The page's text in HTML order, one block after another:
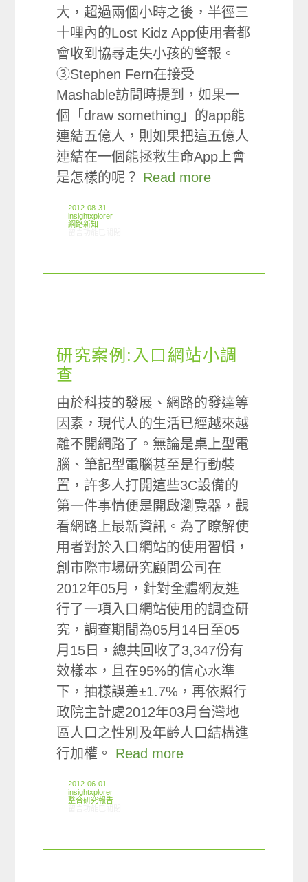
大，超過兩個小時之後，半徑三
十哩內的Lost Kidz App使用者都
會收到協尋走失小孩的警報。
③Stephen Fern在接受
Mashable訪問時提到，如果一
個「draw something」的app能
連結五億人，則如果把這五億人
連結在一個能拯救生命App上會
是怎樣的呢？ Read more
2012-08-31
insightxplorer
網路新知
研究案例:入口網站小調
查
由於科技的發展、網路的發達等
因素，現代人的生活已經越來越
離不開網路了。無論是桌上型電
腦、筆記型電腦甚至是行動裝
置，許多人打開這些3C設備的
第一件事情便是開啟瀏覽器，觀
看網路上最新資訊。為了瞭解使
用者對於入口網站的使用習慣，
創市際市場研究顧問公司在
2012年05月，針對全體網友進
行了一項入口網站使用的調查研
究，調查期間為05月14日至05
月15日，總共回收了3,347份有
效樣本，且在95%的信心水準
下，抽樣誤差±1.7%，再依照行
政院主計處2012年03月台灣地
區人口之性別及年齡人口結構進
行加權。 Read more
2012-06-01
insightxplorer
整合研究報告